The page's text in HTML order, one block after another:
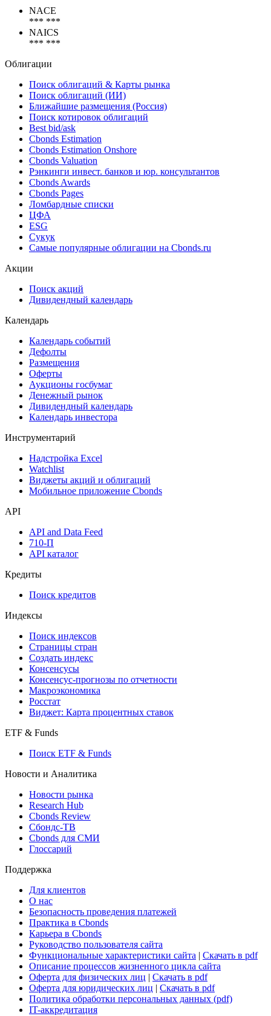
NACE
*** ***
NAICS
*** ***
Облигации
Поиск облигаций & Карты рынка
Поиск облигаций (ИИ)
Ближайшие размещения (Россия)
Поиск котировок облигаций
Best bid/ask
Cbonds Estimation
Cbonds Estimation Onshore
Cbonds Valuation
Рэнкинги инвест. банков и юр. консультантов
Cbonds Awards
Cbonds Pages
Ломбардные списки
ЦФА
ESG
Сукук
Самые популярные облигации на Cbonds.ru
Акции
Поиск акций
Дивидендный календарь
Календарь
Календарь событий
Дефолты
Размещения
Оферты
Аукционы госбумаг
Денежный рынок
Дивидендный календарь
Календарь инвестора
Инструментарий
Надстройка Excel
Watchlist
Виджеты акций и облигаций
Мобильное приложение Cbonds
API
API and Data Feed
710-П
API каталог
Кредиты
Поиск кредитов
Индексы
Поиск индексов
Страницы стран
Создать индекс
Консенсусы
Консенсус-прогнозы по отчетности
Макроэкономика
Росстат
Виджет: Карта процентных ставок
ETF & Funds
Поиск ETF & Funds
Новости и Аналитика
Новости рынка
Research Hub
Cbonds Review
Сбондс-ТВ
Cbonds для СМИ
Глоссарий
Поддержка
Для клиентов
О нас
Безопасность проведения платежей
Практика в Cbonds
Карьера в Cbonds
Руководство пользователя сайта
Функциональные характеристики сайта | Скачать в pdf
Описание процессов жизненного цикла сайта
Оферта для физических лиц | Скачать в pdf
Оферта для юридических лиц | Скачать в pdf
Политика обработки персональных данных (pdf)
IT-аккредитация